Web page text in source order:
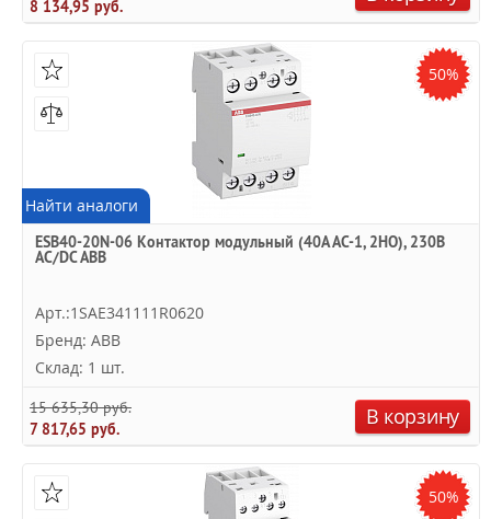
8 134,95 руб.
50%
Найти аналоги
ESB40-20N-06 Контактор модульный (40А АС-1, 2НО), 230В
AC/DC ABB
Арт.:1SAE341111R0620
Бренд: ABB
Склад: 1 шт.
15 635,30 руб.
7 817,65 руб.
В корзину
50%